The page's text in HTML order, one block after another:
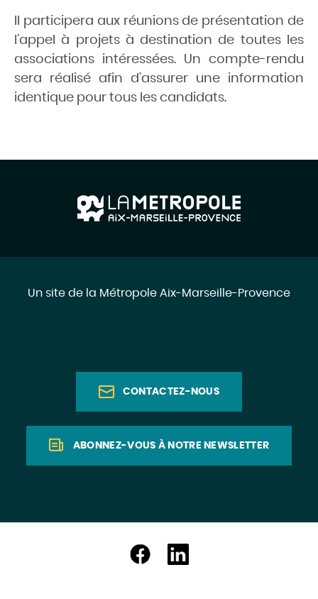
Il participera aux réunions de présentation de
l’appel à projets à destination de toutes les
associations intéressées. Un compte-rendu
sera réalisé afin d’assurer une information
identique pour tous les candidats.
Un site de la Métropole Aix-Marseille-Provence
CONTACTEZ-NOUS
ABONNEZ-VOUS À NOTRE NEWSLETTER